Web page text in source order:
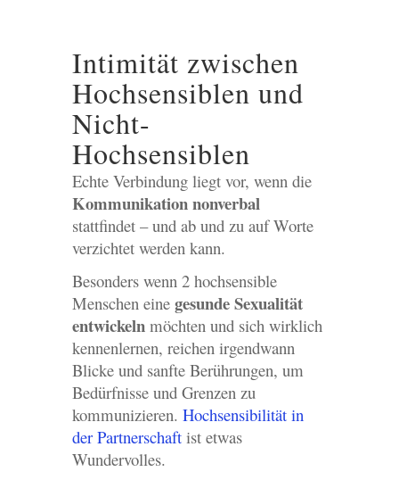
Intimität zwischen
Hochsensiblen und
Nicht-
Hochsensiblen
Echte Verbindung liegt vor, wenn die
Kommunikation nonverbal
stattfindet – und ab und zu auf Worte
verzichtet werden kann.
Besonders wenn 2 hochsensible
Menschen eine gesunde Sexualität
entwickelnmöchten und sich wirklich
kennenlernen, reichen irgendwann
Blicke und sanfte Berührungen, um
Bedürfnisse und Grenzen zu
kommunizieren. Hochsensibilität in
der Partnerschaftist etwas
Wundervolles.